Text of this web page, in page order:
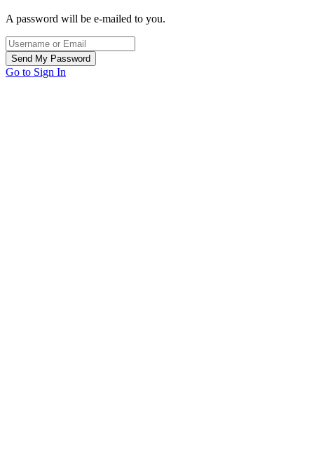
A password will be e-mailed to you.
Go to Sign In